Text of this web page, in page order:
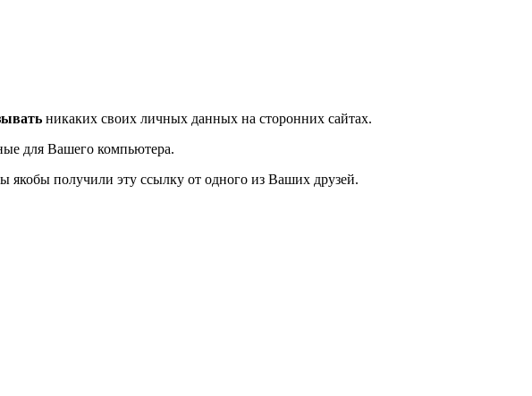
никаких своих личных данных на сторонних сайтах.
для Вашего компьютера.
якобы получили эту ссылку от одного из Ваших друзей.